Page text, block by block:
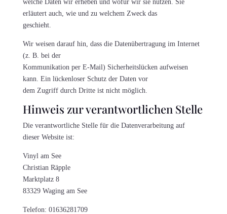
welche Daten wir erheben und wofür wir sie nutzen. Sie
erläutert auch, wie und zu welchem Zweck das
geschieht.
Wir weisen darauf hin, dass die Datenübertragung im Internet
(z. B. bei der
Kommunikation per E-Mail) Sicherheitslücken aufweisen
kann. Ein lückenloser Schutz der Daten vor
dem Zugriff durch Dritte ist nicht möglich.
Hinweis zur verantwortlichen Stelle
Die verantwortliche Stelle für die Datenverarbeitung auf
dieser Website ist:
Vinyl am See
Christian Räpple
Marktplatz 8
83329 Waging am See
Telefon: 01636281709